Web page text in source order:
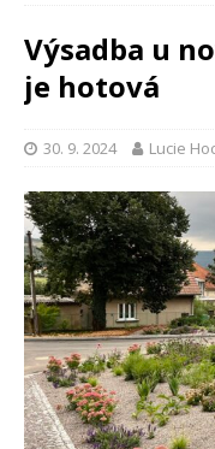
Výsadba u
je hotová
30. 9. 2024 Lucie